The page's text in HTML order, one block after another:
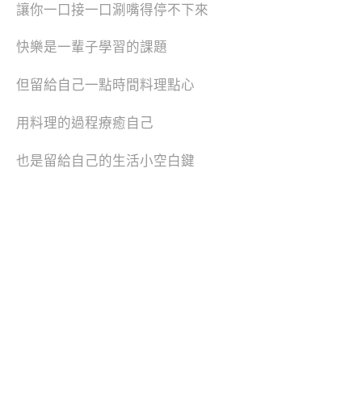
讓你一口接一口涮嘴得停不下來
快樂是一輩子學習的課題
但留給自己一點時間料理點心
用料理的過程療癒自己
也是留給自己的生活小空白鍵